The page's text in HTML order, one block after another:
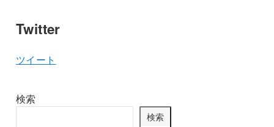
Twitter
ツイート
検索
検索